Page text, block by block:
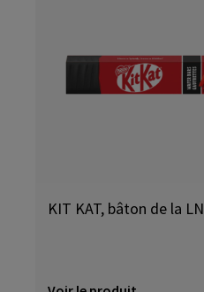
KIT KAT, bâton de la